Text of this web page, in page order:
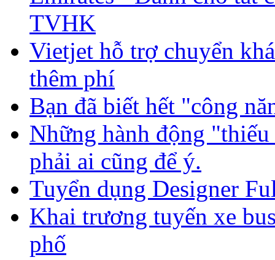
TVHK
Vietjet hỗ trợ chuyển
thêm phí
Bạn đã biết hết "công
Những hành động
phải ai cũng để ý.
Tuyển dụng Designer
Khai trương tuyến xe
phố